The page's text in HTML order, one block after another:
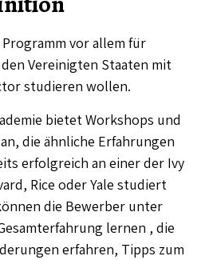
vor allem für
Vereinigten Staaten mit
studieren wollen.
bietet Workshops und
die ähnliche Erfahrungen
erfolgreich an einer der Ivy
Rice oder Yale studiert
die Bewerber unter
lernen , die
erfahren, Tipps zum